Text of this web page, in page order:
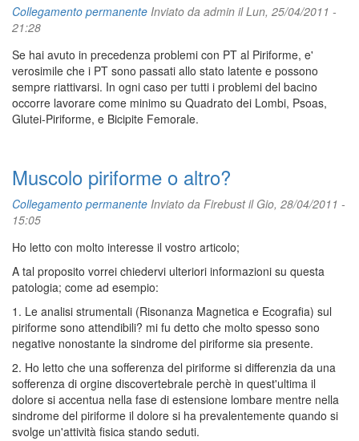
Collegamento permanente Inviato da admin il Lun, 25/04/2011 -
21:28
Se hai avuto in precedenza problemi con PT al Piriforme, e'
verosimile che i PT sono passati allo stato latente e possono
sempre riattivarsi. In ogni caso per tutti i problemi del bacino
occorre lavorare come minimo su Quadrato dei Lombi, Psoas,
Glutei-Piriforme, e Bicipite Femorale.
Muscolo piriforme o altro?
Collegamento permanente Inviato da Firebustil Gio, 28/04/2011 -
15:05
Ho letto con molto interesse il vostro articolo;
A tal proposito vorrei chiedervi ulteriori informazioni su questa
patologia; come ad esempio:
1. Le analisi strumentali (Risonanza Magnetica e Ecografia) sul
piriforme sono attendibili? mi fu detto che molto spesso sono
negative nonostante la sindrome del piriforme sia presente.
2. Ho letto che una sofferenza del piriforme si differenzia da una
sofferenza di orgine discovertebrale perchè in quest'ultima il
dolore si accentua nella fase di estensione lombare mentre nella
sindrome del piriforme il dolore si ha prevalentemente quando si
svolge un'attività fisica stando seduti.